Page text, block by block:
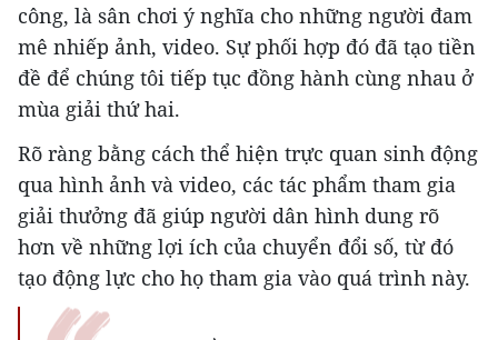
công, là sân chơi ý nghĩa cho những người đam
mê nhiếp ảnh, video. Sự phối hợp đó đã tạo tiền
đề để chúng tôi tiếp tục đồng hành cùng nhau ở
mùa giải thứ hai.
Rõ ràng bằng cách thể hiện trực quan sinh động
qua hình ảnh và video, các tác phẩm tham gia
giải thưởng đã giúp người dân hình dung rõ
hơn về những lợi ích của chuyển đổi số, từ đó
tạo động lực cho họ tham gia vào quá trình này.